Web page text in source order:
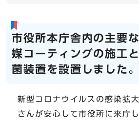
市役所本庁舎内の主要
媒コーティングの施工
菌装置を設置しました。
新型コロナウイルスの感染拡
さんが安心して市役所に来庁